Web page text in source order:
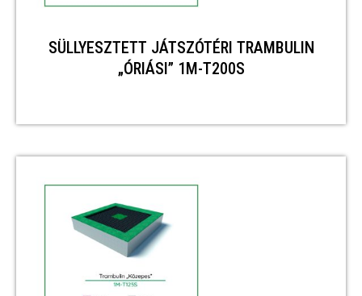
SÜLLYESZTETT JÁTSZÓTÉRI TRAMBULIN
„ÓRIÁSI” 1M-T200S